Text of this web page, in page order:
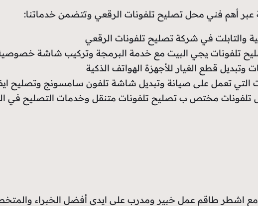
عبر أهم فني محل تصليح تلفونات الرقعي وتتضمن خدماتنا:
والتابلت في شركة تصليح تلفونات الرقعي
تلفونات يجي البيت مع خدمة البرمجة وتركيب شاشة
وتبديل قطع الغيار للأجهزة الهواتف الذكية
التي تعمل على صيانة وتبديل شاشة تلفون سامسونج وتصليح
مختص ب تصليح تلفونات متنقل وخدمات التصليح في
اشطر طاقم عمل خبير ومدرب على ايدي أفضل الخبراء